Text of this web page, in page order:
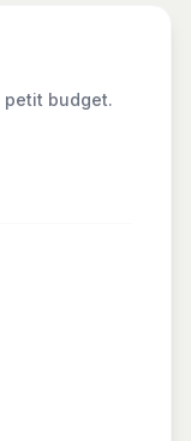
budget.